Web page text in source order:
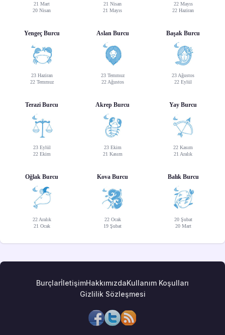
21 Mart
20 Nisan
21 Nisan
21 Mayıs
22 Mayıs
22 Haziran
Yengeç Burcu
23 Haziran
22 Temmuz
Aslan Burcu
23 Temmuz
22 Ağustos
Başak Burcu
23 Ağustos
22 Eylül
Terazi Burcu
23 Eylül
22 Ekim
Akrep Burcu
23 Ekim
21 Kasım
Yay Burcu
22 Kasım
21 Aralık
Oğlak Burcu
22 Aralık
21 Ocak
Kova Burcu
22 Ocak
19 Şubat
Balık Burcu
20 Şubat
20 Mart
BurçlarİletişimHakkımızdaKullanım Koşulları
Gizlilik Sözleşmesi